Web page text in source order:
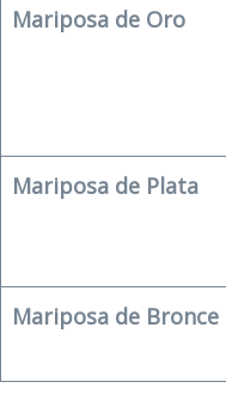
Mariposa de Oro
Mariposa de Plata
Mariposa de Bronce